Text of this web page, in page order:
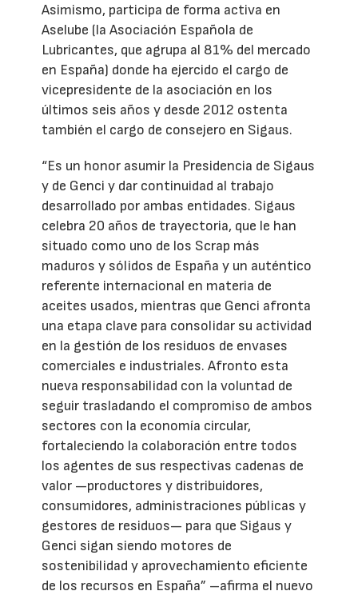
Asimismo, participa de forma activa en
Aselube (la Asociación Española de
Lubricantes, que agrupa al 81% del mercado
en España) donde ha ejercido el cargo de
vicepresidente de la asociación en los
últimos seis años y desde 2012 ostenta
también el cargo de consejero en Sigaus.
“Es un honor asumir la Presidencia de Sigaus
y de Genci y dar continuidad al trabajo
desarrollado por ambas entidades. Sigaus
celebra 20 años de trayectoria, que le han
situado como uno de los Scrap más
maduros y sólidos de España y un auténtico
referente internacional en materia de
aceites usados, mientras que Genci afronta
una etapa clave para consolidar su actividad
en la gestión de los residuos de envases
comerciales e industriales. Afronto esta
nueva responsabilidad con la voluntad de
seguir trasladando el compromiso de ambos
sectores con la economía circular,
fortaleciendo la colaboración entre todos
los agentes de sus respectivas cadenas de
valor —productores y distribuidores,
consumidores, administraciones públicas y
gestores de residuos— para que Sigaus y
Genci sigan siendo motores de
sostenibilidad y aprovechamiento eficiente
de los recursos en España” –afirma el nuevo